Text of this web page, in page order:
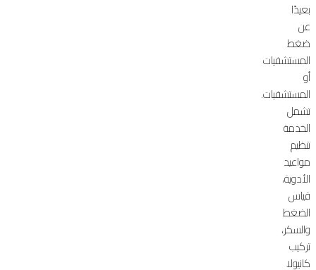
بعيدًا
عن
ضغط
المستشفيات
أو
المستشفيات.
تشمل
الخدمة
تنظيم
مواعيد
الأدوية،
قياس
الضغط
والسكر،
تركيب
كانيولا